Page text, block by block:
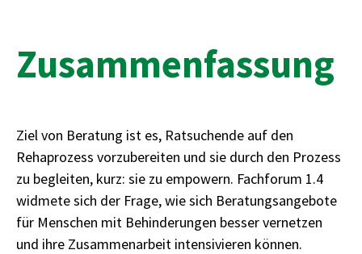
Zusammenfassung
Ziel von Beratung ist es, Ratsuchende auf den
Rehaprozess vorzubereiten und sie durch den Prozess
zu begleiten, kurz: sie zu empowern. Fachforum 1.4
widmete sich der Frage, wie sich Beratungsangebote
für Menschen mit Behinderungen besser vernetzen
und ihre Zusammenarbeit intensivieren können.